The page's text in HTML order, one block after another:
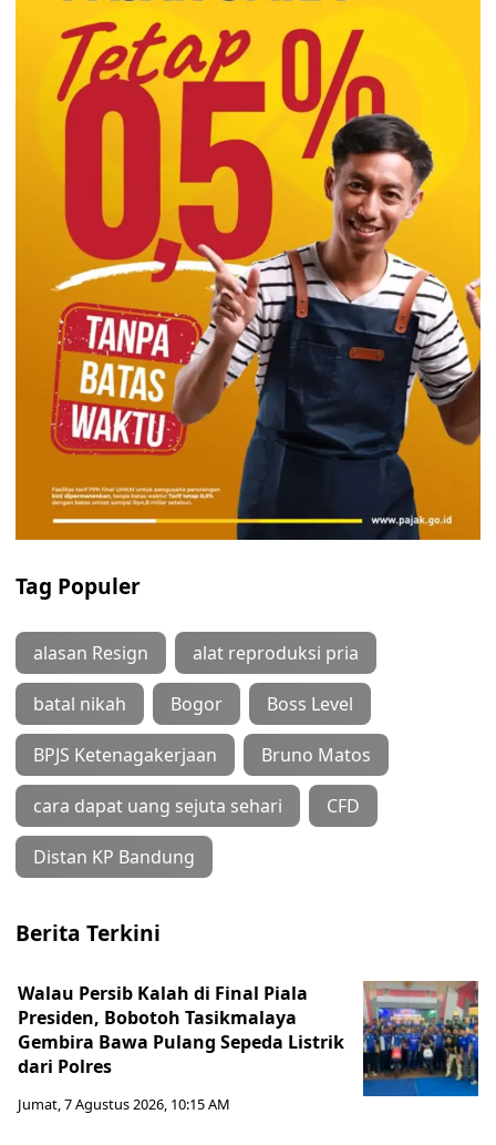
Tag Populer
alasan Resign alat reproduksi pria
batal nikah Bogor Boss Level
BPJS Ketenagakerjaan Bruno Matos
cara dapat uang sejuta sehari CFD
Distan KP Bandung
Berita Terkini
Walau Persib Kalah di Final Piala
Presiden, Bobotoh Tasikmalaya
Gembira Bawa Pulang Sepeda Listrik
dari Polres
Jumat, 7 Agustus 2026, 10:15 AM